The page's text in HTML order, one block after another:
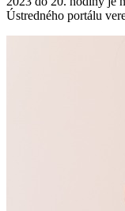
Ústredného portálu